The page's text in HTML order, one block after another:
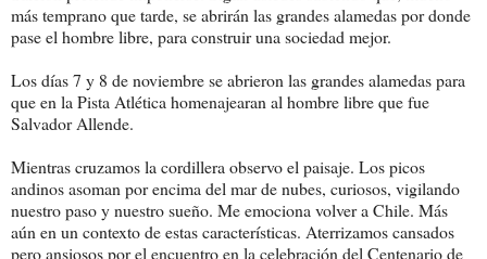
más temprano que tarde, se abrirán las grandes alamedas por donde
pase el hombre libre, para construir una sociedad mejor.
Los días 7 y 8 de noviembre se abrieron las grandes alamedas para
que en la Pista Atlética homenajearan al hombre libre que fue
Salvador Allende.
Mientras cruzamos la cordillera observo el paisaje. Los picos
andinos asoman por encima del mar de nubes, curiosos, vigilando
nuestro paso y nuestro sueño. Me emociona volver a Chile. Más
aún en un contexto de estas características. Aterrizamos cansados
pero ansiosos por el encuentro en la celebración del Centenario de